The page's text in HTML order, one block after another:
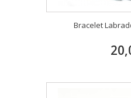
Bracelet